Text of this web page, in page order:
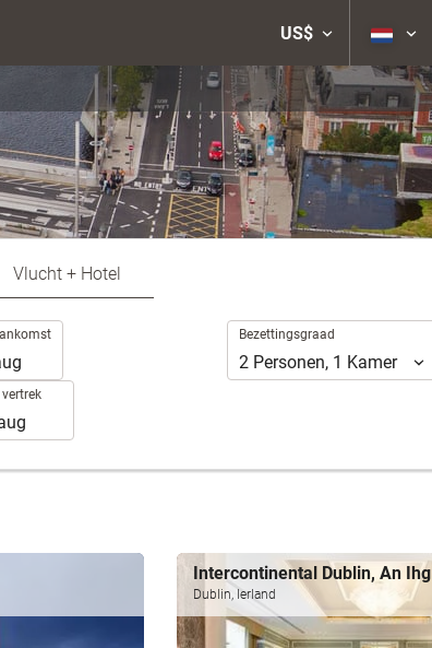
US$
Vlucht + Hotel
Bezettingsgraad
Bezettingsgraad
2 Personen, 1 Kamer
Intercontinental Dublin, An Ihg
Dublin, Ierland